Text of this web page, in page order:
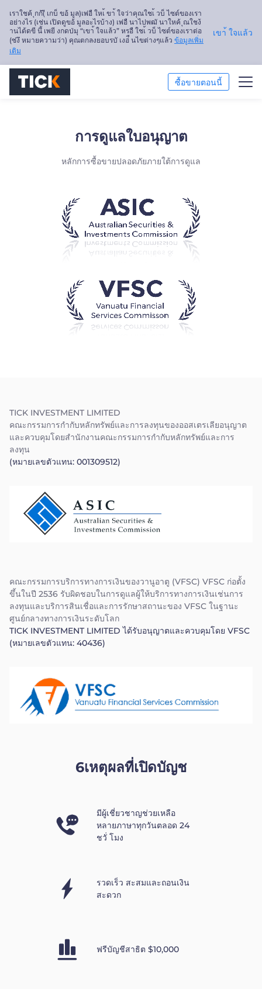
เราใชค้ ุกก้(ี เกบ็ ขอ้ มูล)เพ่อื ใหเ้ ขา้ ใจว่าคุณใชเ้ วบ็ ไซต์ของเรา
อย่างไร (เช่น เปิดดูขอ้ มูลอะไรบ้าง) เพ่อื นาไปพฒั นาใหค้ ุณใชง้
านได้ดขี นึ้ เพยี งกดป่มุ “เขา้ ใจแล้ว” หรอื ใชเ้ วบ็ ไซต์ของเราต่อ
(ซ่งึ หมายความว่า) คุณตกลงยอบรบั เงอ่ื นไขต่างๆแล้ว ข้อมูลเพิ่ม
เติม
เขา้ ใจแล้ว
ซื้อขายตอนนี้
Trader
การดูแลใบอนุญาต
หลักการซื้อขายปลอดภัยภายใต้การดูแล
TICK INVESTMENT LIMITED
คณะกรรมการกำกับหลักทรัพย์และการลงทุนของออสเตรเลียอนุญาต
และควบคุมโดยสำนักงานคณะกรรมการกำกับหลักทรัพย์และการ
ลงทุน
(หมายเลขตัวแทน: 001309512)
คณะกรรมการบริการทางการเงินของวานูอาตู (VFSC) VFSC ก่อตั้ง
ขึ้นในปี 2536 รับผิดชอบในการดูแลผู้ให้บริการทางการเงินเช่นการ
ลงทุนและบริการสินเชื่อและการรักษาสถานะของ VFSC ในฐานะ
ศูนย์กลางทางการเงินระดับโลก
TICK INVESTMENT LIMITED ได้รับอนุญาตและควบคุมโดย VFSC
(หมายเลขตัวแทน: 40436)
6เหตุผลที่เปิดบัญช
มีผู้เชี่ยวชาญช่วยเหลือ
หลายภาษาทุกวันตลอด 24
ชวั่ โมง
รวดเร็ว สะสมและถอนเงิน
สะดวก
ฟรีบัญชีสาธิต $10,000